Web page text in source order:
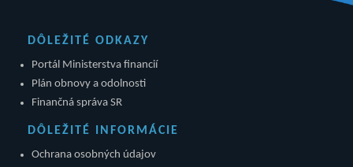
DÔLEŽITÉ ODKAZY
Portál Ministerstva financií
Plán obnovy a odolnosti
Finančná správa SR
DÔLEŽITÉ INFORMÁCIE
Ochrana osobných údajov